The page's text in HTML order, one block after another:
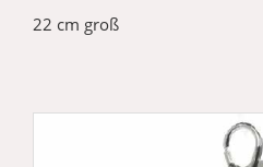
22 cm groß